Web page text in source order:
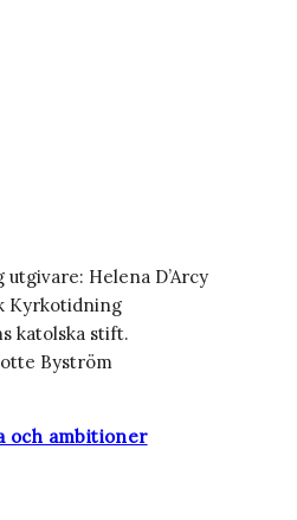
Helena D’Arcy
Kyrkotidning
katolska stift.
Byström
och ambitioner